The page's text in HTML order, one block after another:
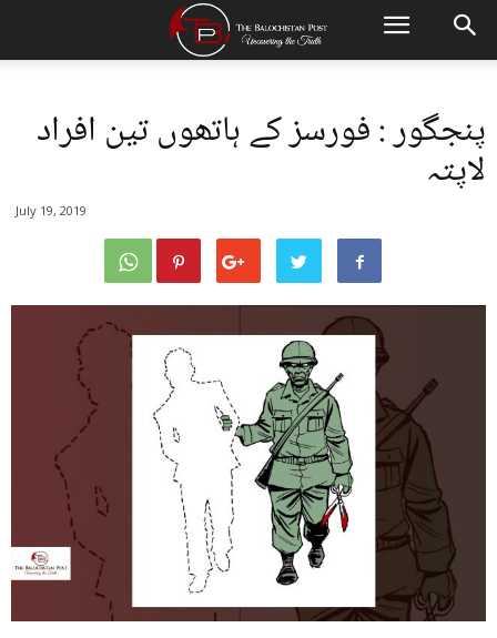
پنجگور : فورسز کے ہاتھوں تین افراد
لاپتہ
July 19, 2019